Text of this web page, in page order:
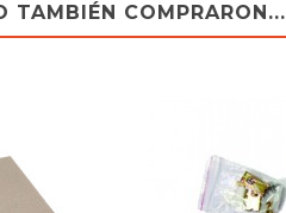
TAMBIÉN COMPRARON...